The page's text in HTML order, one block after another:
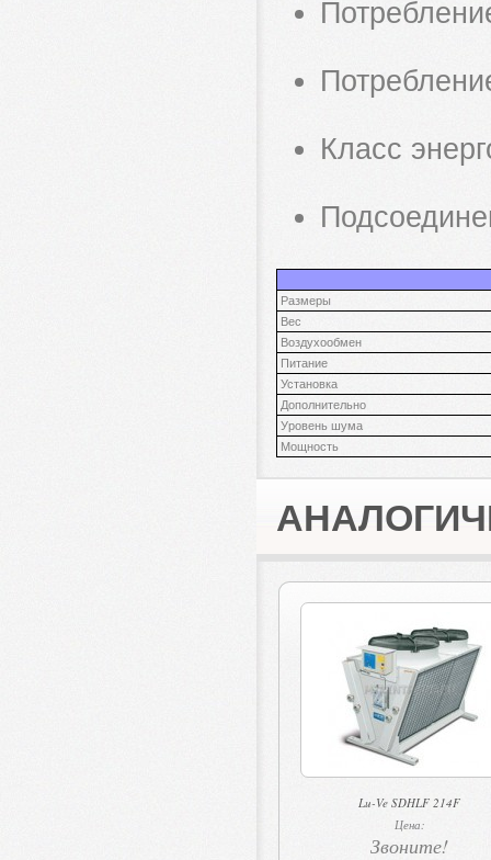
Класс
Размеры
Вес
Воздухообмен
Питание
Установка
Дополнительно
Уровень шума
Мощность
Lu-Ve SDHLF 214F
Цена:
Звоните!